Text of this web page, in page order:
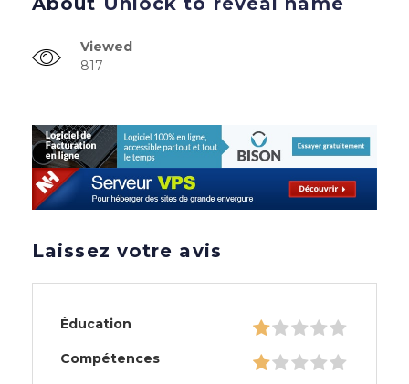
Viewed
817
Laissez votre avis
Éducation
Compétences